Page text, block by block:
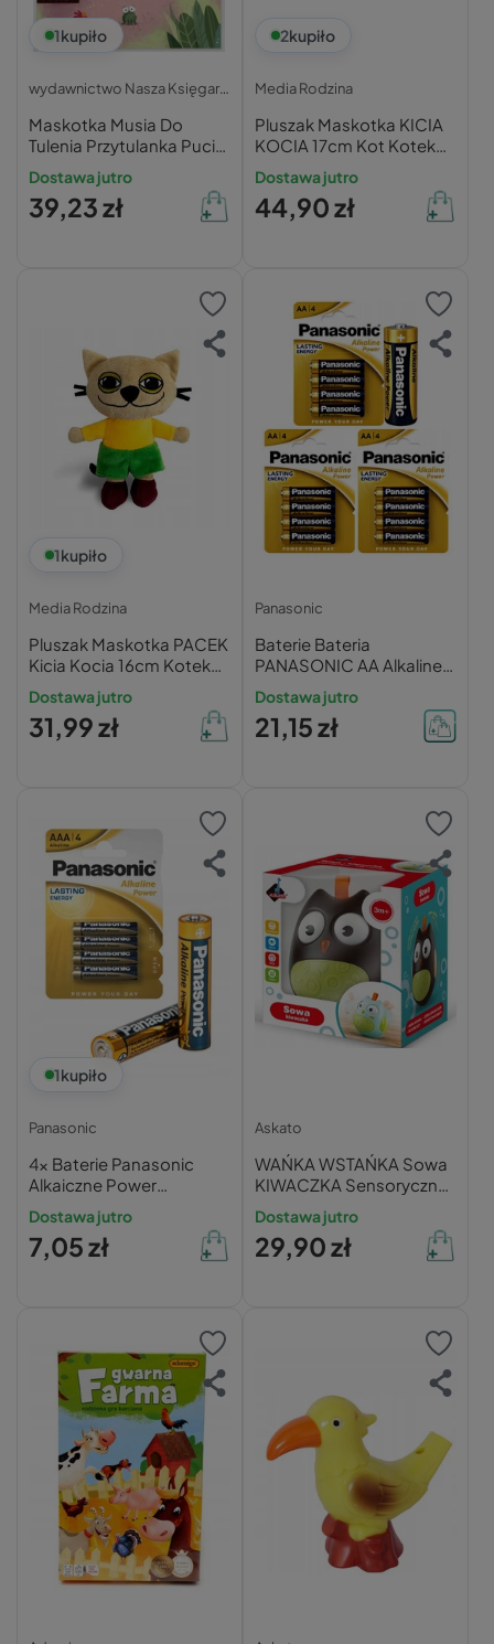
1kupiło
wydawnictwo Nasza Księgarnia
Maskotka Musia Do
Tulenia Przytulanka Pucio
3+ Nasza Księgarnia
Dostawa jutro
39,23 zł
2kupiło
Media Rodzina
Pluszak Maskotka KICIA
KOCIA 17cm Kot Kotek
Przytulanka 0+ Media
Rodzina
Dostawa jutro
44,90 zł
1kupiło
Media Rodzina
Pluszak Maskotka PACEK
Kicia Kocia 16cm Kotek
Przytulanka 0+ Media
Rodzina
Dostawa jutro
31,99 zł
Panasonic
Baterie Bateria
PANASONIC AA Alkaline
Power (R6) ALKAICZNA
4szt. x3
Dostawa jutro
21,15 zł
1kupiło
Panasonic
4x Baterie Panasonic
Alkaiczne Power
LR03/AAA 1,5V
Dostawa jutro
7,05 zł
Askato
WAŃKA WSTAŃKA Sowa
KIWACZKA Sensoryczna
ASKATO
Dostawa jutro
29,90 zł